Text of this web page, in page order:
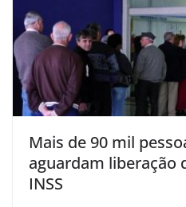
Mais de 90 mil
aguardam liberação
INSS